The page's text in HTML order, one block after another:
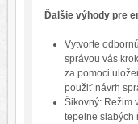
Ďalšie výhody pre
Vytvorte
správou vás
za pomoci
použiť návrh
Šikovný: Režim
tepelne slabých